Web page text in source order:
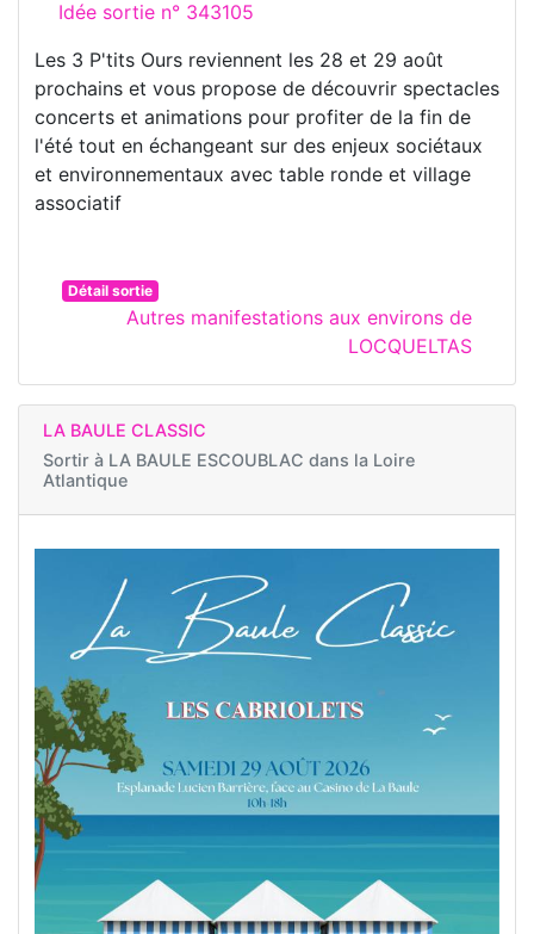
Idée sortie n° 343105
Les 3 P'tits Ours reviennent les 28 et 29 août
prochains et vous propose de découvrir spectacles
concerts et animations pour profiter de la fin de
l'été tout en échangeant sur des enjeux sociétaux
et environnementaux avec table ronde et village
associatif
Détail sortie
Autres manifestations aux environs de
LOCQUELTAS
LA BAULE CLASSIC
Sortir à LA BAULE ESCOUBLAC dans la Loire
Atlantique